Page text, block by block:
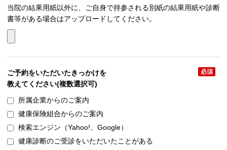
当院の結果用紙以外に、ご自身で持参される別紙の結果用紙や診断
書等がある場合はアップロードしてください。
ご予約をいただいたきっかけを
教えてください(複数選択可)
必須
所属企業からのご案内
健康保険組合からのご案内
検索エンジン（Yahoo!、Google）
健康診断のご受診をいただいたことがある